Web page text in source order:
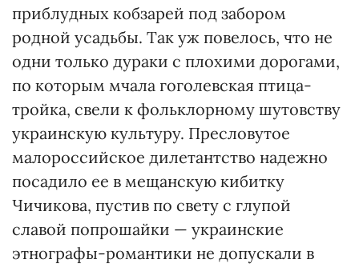
приблудных кобзарей под забором
родной усадьбы. Так уж повелось, что не
одни только дураки с плохими дорогами,
по которым мчала гоголевская птица-
тройка, свели к фольклорному шутовству
украинскую культуру. Пресловутое
малороссийское дилетантство надежно
посадило ее в мещанскую кибитку
Чичикова, пустив по свету с глупой
славой попрошайки — украинские
этнографы-романтики не допускали в